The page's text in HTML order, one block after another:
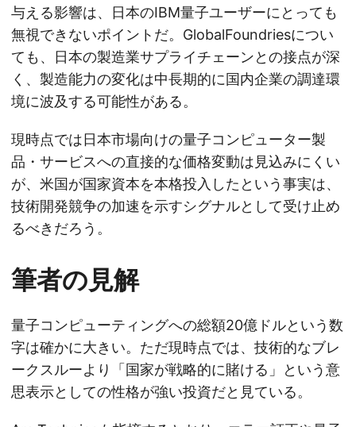
与える影響は、日本のIBM量子ユーザーにとっても
無視できないポイントだ。GlobalFoundriesについ
ても、日本の製造業サプライチェーンとの接点が深
く、製造能力の変化は中長期的に国内企業の調達環
境に波及する可能性がある。
現時点では日本市場向けの量子コンピューター製
品・サービスへの直接的な価格変動は見込みにくい
が、米国が国家資本を本格投入したという事実は、
技術開発競争の加速を示すシグナルとして受け止め
るべきだろう。
筆者の見解
量子コンピューティングへの総額20億ドルという数
字は確かに大きい。ただ現時点では、技術的なブレ
ークスルーより「国家が戦略的に賭ける」という意
思表示としての性格が強い投資だと見ている。